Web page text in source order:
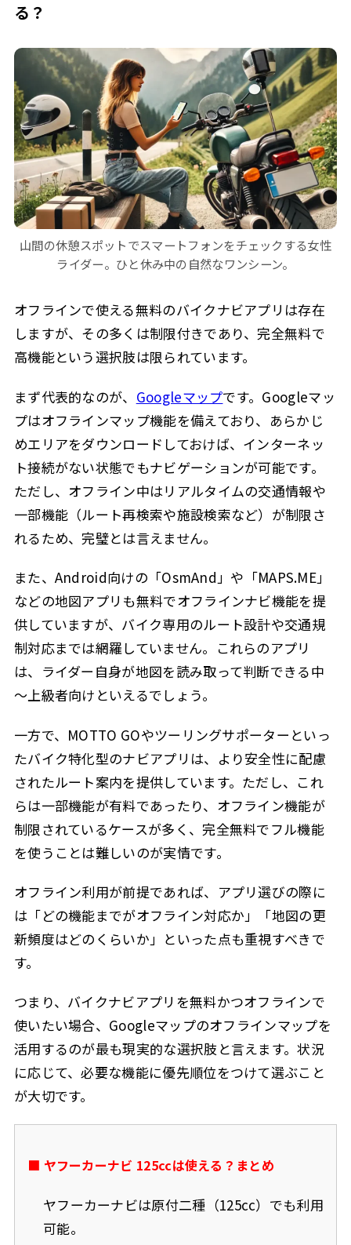
る？
山間の休憩スポットでスマートフォンをチェックする女性
ライダー。ひと休み中の自然なワンシーン。
オフラインで使える無料のバイクナビアプリは存在
しますが、その多くは制限付きであり、完全無料で
高機能という選択肢は限られています。
まず代表的なのが、 Googleマップです。Googleマッ
プはオフラインマップ機能を備えており、あらかじ
めエリアをダウンロードしておけば、インターネッ
ト接続がない状態でもナビゲーションが可能です。
ただし、オフライン中はリアルタイムの交通情報や
一部機能（ルート再検索や施設検索など）が制限さ
れるため、完璧とは言えません。
また、Android向けの「OsmAnd」や「MAPS.ME」
などの地図アプリも無料でオフラインナビ機能を提
供していますが、バイク専用のルート設計や交通規
制対応までは網羅していません。これらのアプリ
は、ライダー自身が地図を読み取って判断できる中
～上級者向けといえるでしょう。
一方で、MOTTO GOやツーリングサポーターといっ
たバイク特化型のナビアプリは、より安全性に配慮
されたルート案内を提供しています。ただし、これ
らは一部機能が有料であったり、オフライン機能が
制限されているケースが多く、完全無料でフル機能
を使うことは難しいのが実情です。
オフライン利用が前提であれば、アプリ選びの際に
は「どの機能までがオフライン対応か」「地図の更
新頻度はどのくらいか」といった点も重視すべきで
す。
つまり、バイクナビアプリを無料かつオフラインで
使いたい場合、Googleマップのオフラインマップを
活用するのが最も現実的な選択肢と言えます。状況
に応じて、必要な機能に優先順位をつけて選ぶこと
が大切です。
■ ヤフーカーナビ 125ccは使える？まとめ
ヤフーカーナビは原付二種（125cc）でも利用
可能。